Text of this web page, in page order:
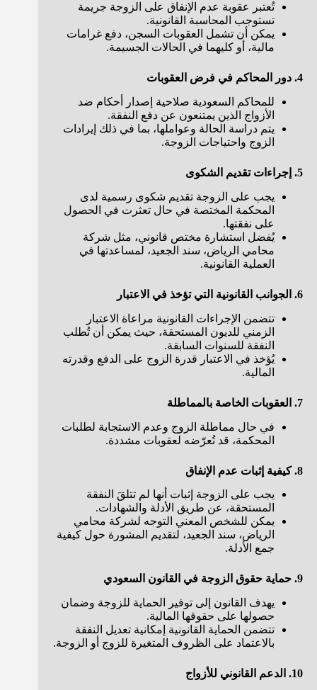
تُعتبر عقوبة عدم الإنفاق على الزوجة جريمة
تستوجب المحاسبة القانونية.
يمكن أن تشمل العقوبات السجن، دفع غرامات
مالية، أو كليهما في الحالات الجسيمة.
4. دور المحاكم في فرض العقوبات
للمحاكم السعودية صلاحية إصدار أحكام ضد
الأزواج الذين يمتنعون عن دفع النفقة.
يتم دراسة الحالة وعواملها، بما في ذلك إيرادات
الزوج واحتياجات الزوجة.
5. إجراءات تقديم الشكوى
يجب على الزوجة تقديم شكوى رسمية لدى
المحكمة المختصة في حال تعثرت في الحصول
على نفقتها.
يُفضل استشارة مختص قانوني، مثل شركة
محامي الرياض، سند الجعيد، لمساعدتها في
العملية القانونية.
6. الجوانب القانونية التي تؤخذ في الاعتبار
تتضمن الإجراءات القانونية مراعاة الاعتبار
الزمني للديون المستحقة، حيث يمكن أن تُطلب
النفقة للسنوات السابقة.
يُؤخذ في الاعتبار قدرة الزوج على الدفع وقدرته
المالية.
7. العقوبات الخاصة بالمماطلة
في حال مماطلة الزوج وعدم الاستجابة لطلبات
المحكمة، قد تُعرّضه لعقوبات مشددة.
8. كيفية إثبات عدم الإنفاق
يجب على الزوجة إثبات أنها لم تتلقَ النفقة
المستحقة، عن طريق الأدلة والشهادات.
يمكن للشخص المعني التوجه لشركة محامي
الرياض، سند الجعيد، لتقديم المشورة حول كيفية
جمع الأدلة.
9. حماية حقوق الزوجة في القانون السعودي
يهدف القانون إلى توفير الحماية للزوجة وضمان
حصولها على حقوقها المالية.
تتضمن الحماية القانونية إمكانية تعديل النفقة
بالاعتماد على الظروف المتغيرة للزوج أو الزوجة.
10. الدعم القانوني للأزواج